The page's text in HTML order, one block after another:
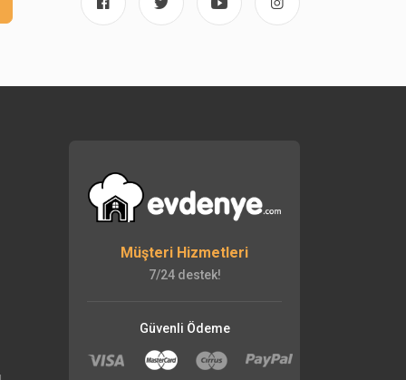
Müşteri Hizmetleri
7/24 destek!
Güvenli Ödeme